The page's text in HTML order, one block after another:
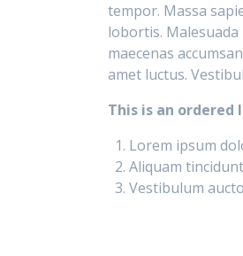
tempor. Massa
lobortis.
maecenas
amet luctus.
This is an ordered
Lorem ipsum
Aliquam
Vestibulum